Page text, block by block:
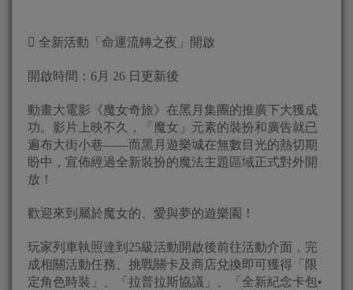
 全新活動「命運流轉之夜」開啟
開啟時間：6月 26 日更新後
動畫大電影《魔女奇旅》在黑月集團的推廣下大獲成
功。影片上映不久，「魔女」元素的裝扮和廣告就已
遍布大街小巷——而黑月遊樂城在無數目光的熱切期
盼中，宣佈經過全新裝扮的魔法主題區域正式對外開
放！
歡迎來到屬於魔女的、愛與夢的遊樂園！
玩家列車執照達到25級活動開啟後前往活動介面，完
成相關活動任務、挑戰關卡及商店兌換即可獲得「限
定角色時裝」、「拉普拉斯協議」、「全新紀念卡包•